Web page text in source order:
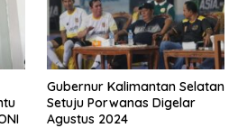
Gubernur Kalimantan Selatan
Setuju Porwanas Digelar
Agustus 2024